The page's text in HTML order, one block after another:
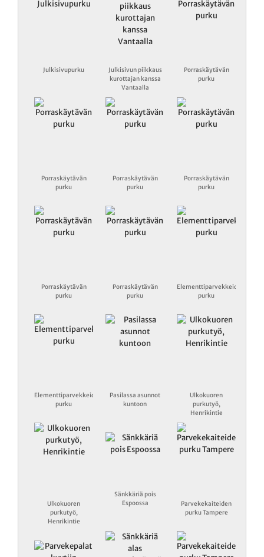
Julkisivupurku
Julkisivun piikkaus
kurottajan kanssa
Vantaalla
Porraskäytävän
purku
Porraskäytävän
purku
Porraskäytävän
purku
Porraskäytävän
purku
Porraskäytävän
purku
Porraskäytävän
purku
Elementtiparvekkeiden
purku
Elementtiparvekkeiden
purku
Pasilassa asunnot
kuntoon
Ulkokuoren
purkutyö,
Henrikintie
Ulkokuoren
purkutyö,
Henrikintie
Sänkkäriä pois
Espoossa
Parvekekaiteiden
purku Tampere